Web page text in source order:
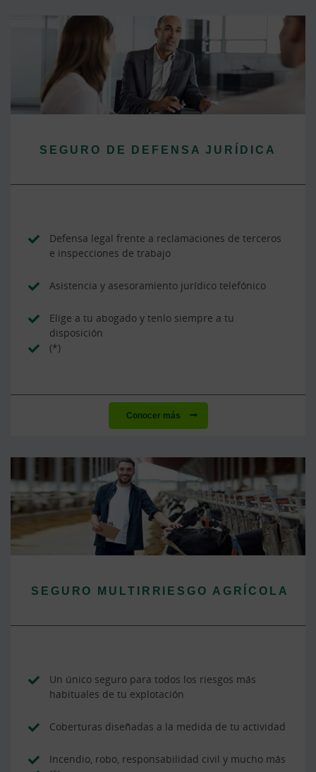
SEGURO DE DEFENSA JURÍDICA
Defensa legal frente a reclamaciones de terceros
e inspecciones de trabajo
Asistencia y asesoramiento jurídico telefónico
Elige a tu abogado y tenlo siempre a tu
disposición
(*)
Conocer más
SEGURO MULTIRRIESGO AGRÍCOLA
Un único seguro para todos los riesgos más
habituales de tu explotación
Coberturas diseñadas a la medida de tu actividad
Incendio, robo, responsabilidad civil y mucho más